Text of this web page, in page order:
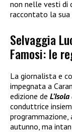
non nelle vesti di
raccontato la sua
Selvaggia
Famosi: le
La giornalista e
impegnata a
edizione de
conduttrice
programmazione,
autunno, ma